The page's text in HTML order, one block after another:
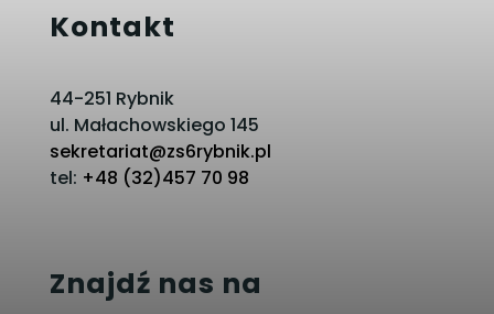
Kontakt
44-251 Rybnik
ul. Małachowskiego 145
sekretariat@zs6rybnik.pl
tel: +48 (32)457 70 98
Znajdź nas na